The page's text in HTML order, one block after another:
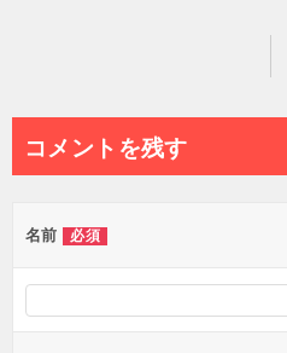
ビ
ー
シ
ョ
コメントを残す
名前 必須